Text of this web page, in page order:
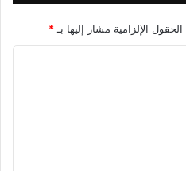
الحقول الإلزامية مشار إليها بـ *